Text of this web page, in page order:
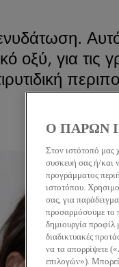
οξύ, για
Ο ΠΑΡΩΝ
Στον ιστότοπό μας
συσκευή σας ή/και
προγράμματος
ιστοτόπου.
σας, για
προσαρμόσουμε το
δημιουργία προφίλ
διαδικτυακές
να τα απορρίψετε
επιλογών»).